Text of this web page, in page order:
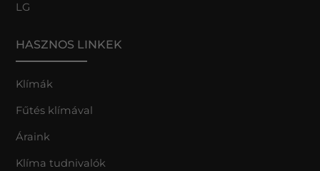
LG
HASZNOS LINKEK
Klímák
Fűtés klímával
Áraink
Klíma tudnivalók